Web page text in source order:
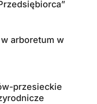
arboretum w
przesieckie